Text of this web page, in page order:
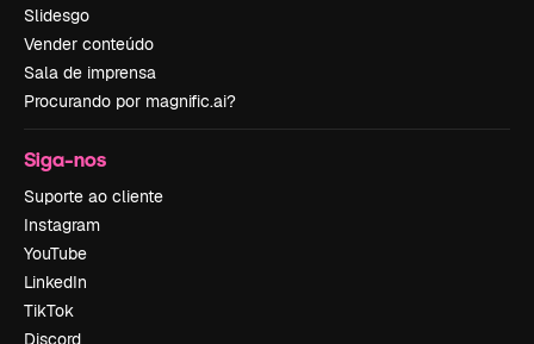
Slidesgo
Vender conteúdo
Sala de imprensa
Procurando por magnific.ai?
Siga-nos
Suporte ao cliente
Instagram
YouTube
LinkedIn
TikTok
Discord